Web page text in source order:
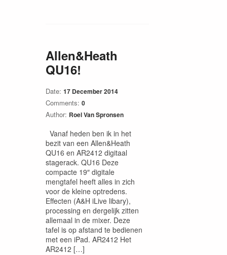
Allen&Heath
QU16!
Date: 17 December 2014
Comments: 0
Author: Roel Van Spronsen
Vanaf heden ben ik in het
bezit van een Allen&Heath
QU16 en AR2412 digitaal
stagerack. QU16 Deze
compacte 19″ digitale
mengtafel heeft alles in zich
voor de kleine optredens.
Effecten (A&H iLive libary),
processing en dergelijk zitten
allemaal in de mixer. Deze
tafel is op afstand te bedienen
met een iPad. AR2412 Het
AR2412 […]